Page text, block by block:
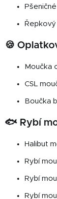
🍪
Moučka
CSL
Boučka
🐟 Rybí
Halibut
Rybí
Rybí
Rybí